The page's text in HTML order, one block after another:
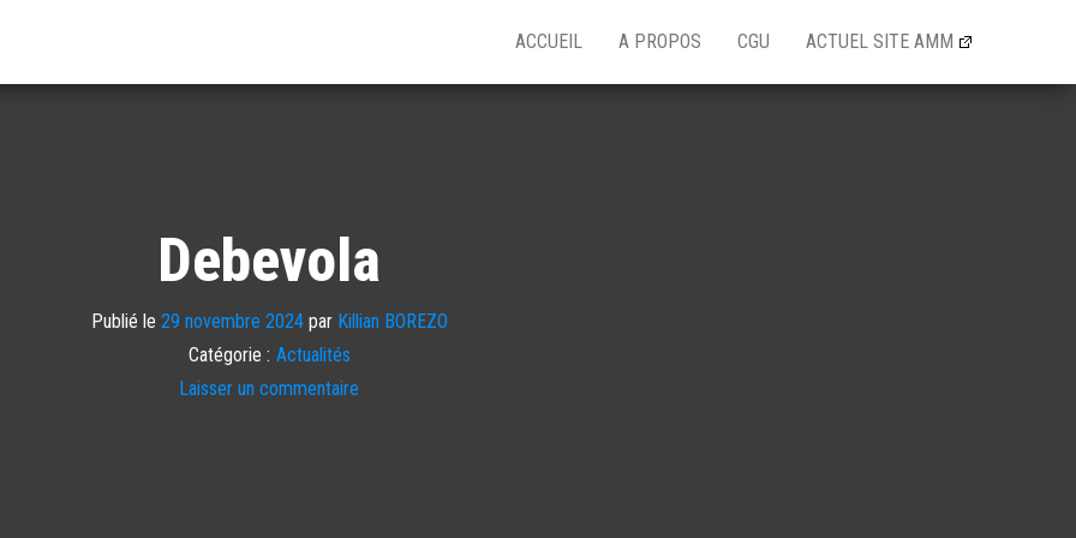
ACCUEIL A PROPOS CGU ACTUEL SITE AMM
Debevola
Publié le 29 novembre 2024par Killian BOREZO
Catégorie : Actualités
Laisser un commentaire